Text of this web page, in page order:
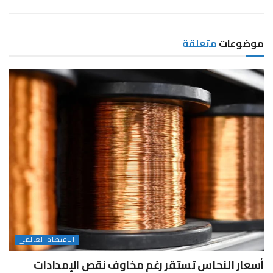
موضوعاتمتعلقة
الاقتصاد العالمى
أسعار النحاس تستقر رغم مخاوف نقص الإمدادات